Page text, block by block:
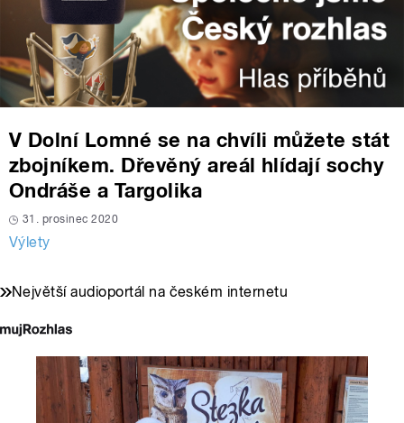
V Dolní Lomné se na chvíli můžete stát
zbojníkem. Dřevěný areál hlídají sochy
Ondráše a Targolika
31. prosinec 2020
Výlety
Největší audioportál na českém internetu